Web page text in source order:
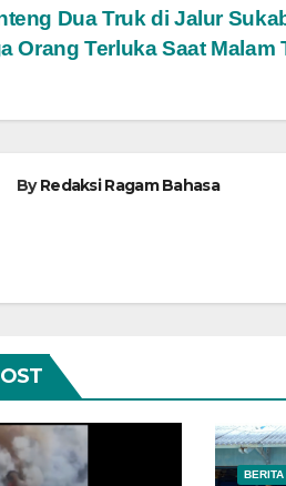
Dua Truk di Jalur
Orang Terluka Saat Malam
ByRedaksi Ragam Bahasa
BERITA